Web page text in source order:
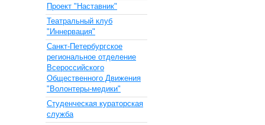
Проект "Наставник"
Театральный клуб
"Иннервация"
Санкт-Петербургское
региональное отделение
Всероссийского
Общественного Движения
"Волонтеры-медики"
Cтуденческая кураторская
служба